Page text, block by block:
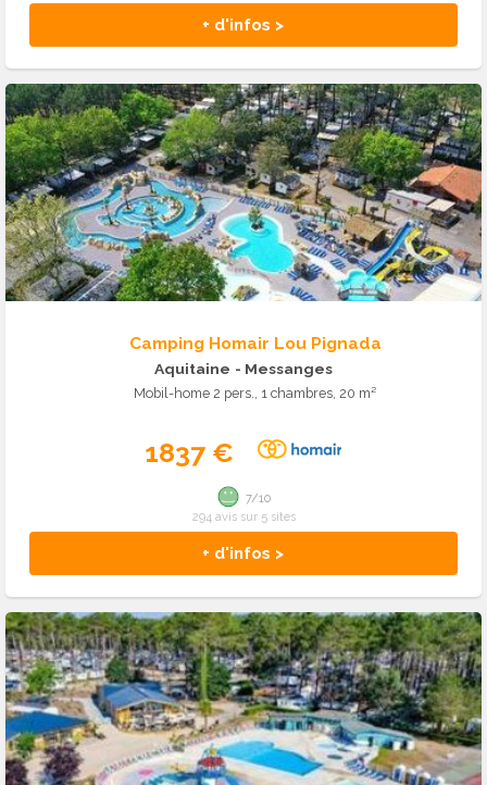
+ d'infos >
Camping Homair Lou Pignada
Aquitaine - Messanges
Mobil-home 2 pers., 1 chambres, 20 m²
1837 €
+ d'infos >
7/10
294 avis sur 5 sites